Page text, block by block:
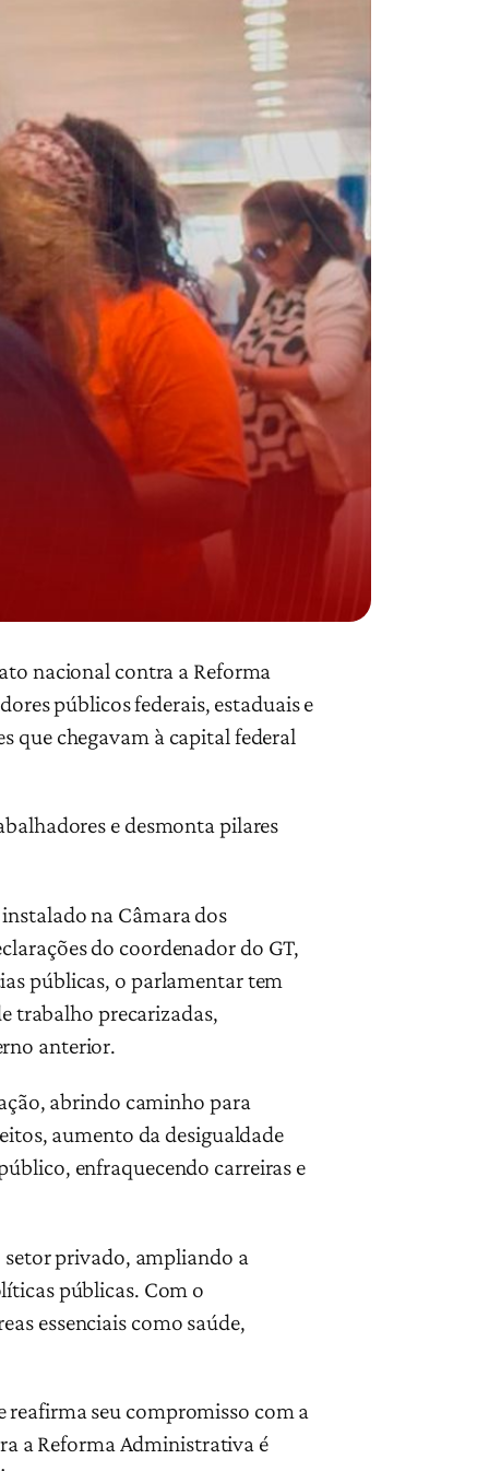
nacional contra a Reforma
públicos federais, estaduais e
que chegavam à capital federal
e desmonta pilares
na Câmara dos
do coordenador do GT,
públicas, o parlamentar tem
trabalho precarizadas,
anterior.
abrindo caminho para
aumento da desigualdade
enfraquecendo carreiras e
setor privado, ampliando a
públicas. Com o
essenciais como saúde,
reafirma seu compromisso com a
a Reforma Administrativa é